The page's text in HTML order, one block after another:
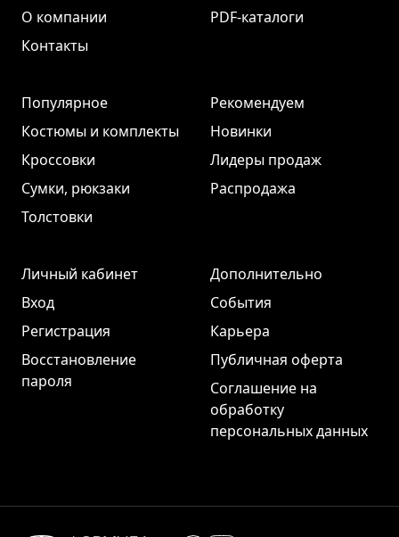
О компании
Контакты
PDF-каталоги
Популярное
Костюмы и комплекты
Кроссовки
Сумки, рюкзаки
Толстовки
Рекомендуем
Новинки
Лидеры продаж
Распродажа
Личный кабинет
Вход
Регистрация
Восстановление
пароля
Дополнительно
События
Карьера
Публичная оферта
Соглашение на
обработку
персональных данных